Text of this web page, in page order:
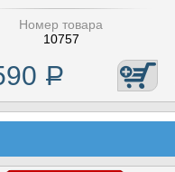
Номер товара
10757
Р